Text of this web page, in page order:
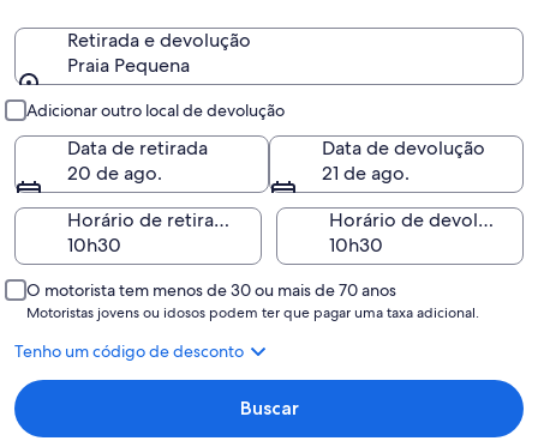
Retirada e devolução
Praia Pequena
Adicionar outro local de devolução
Data de retirada
20 de ago.
Data de devolução
21 de ago.
Horário de retirada
Horário de devolução
O motorista tem menos de 30 ou mais de 70 anos
Motoristas jovens ou idosos podem ter que pagar uma taxa adicional.
Tenho um código de desconto
Buscar